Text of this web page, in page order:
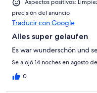
Aspectos positivos:
precisión del anuncio
Traducir con Google
Alles super gelaufen
Es war wunderschön und
Se alojó 14 noches en agosto
0